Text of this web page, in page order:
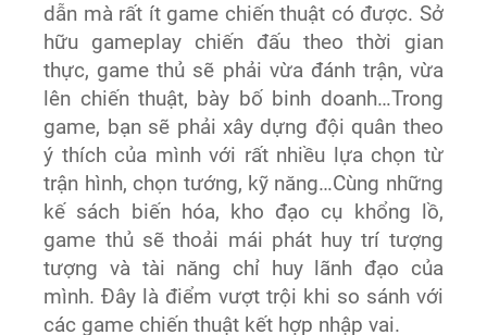
dẫn mà rất ít game chiến thuật có được. Sở
hữu gameplay chiến đấu theo thời gian
thực, game thủ sẽ phải vừa đánh trận, vừa
lên chiến thuật, bày bố binh doanh…Trong
game, bạn sẽ phải xây dựng đội quân theo
ý thích của mình với rất nhiều lựa chọn từ
trận hình, chọn tướng, kỹ năng…Cùng những
kế sách biến hóa, kho đạo cụ khổng lồ,
game thủ sẽ thoải mái phát huy trí tượng
tượng và tài năng chỉ huy lãnh đạo của
mình. Đây là điểm vượt trội khi so sánh với
các game chiến thuật kết hợp nhập vai.